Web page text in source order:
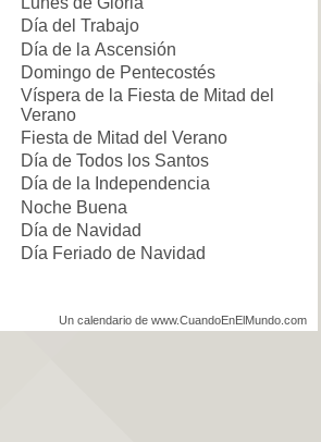
Día del Trabajo
Día de la Ascensión
Domingo de Pentecostés
Víspera de la Fiesta de Mitad del
Verano
Fiesta de Mitad del Verano
Día de Todos los Santos
Día de la Independencia
Noche Buena
Día de Navidad
Día Feriado de Navidad
Un calendario de www.CuandoEnElMundo.com